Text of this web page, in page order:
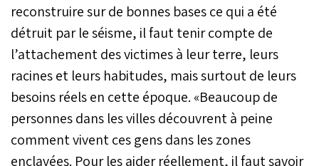
reconstruire sur de bonnes bases ce qui a été
détruit par le séisme, il faut tenir compte de
l’attachement des victimes à leur terre, leurs
racines et leurs habitudes, mais surtout de leurs
besoins réels en cette époque. «Beaucoup de
personnes dans les villes découvrent à peine
comment vivent ces gens dans les zones
enclavées. Pour les aider réellement, il faut savoir